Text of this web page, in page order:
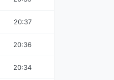
20:37
20:36
20:34